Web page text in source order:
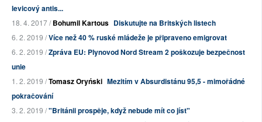
levicový antis...
18. 4. 2017 /Bohumil Kartous Diskutujte na Britských listech
6. 2. 2019 /Více než 40 % ruské mládeže je připraveno emigrovat
6. 2. 2019 /Zpráva EU: Plynovod Nord Stream 2 poškozuje bezpečnost
unie
1. 2. 2019 /Tomasz Oryński Mezitím v Absurdistánu 95,5 - mimořádné
pokračování
3. 2. 2019 /"Británii prospěje, když nebude mít co jíst"